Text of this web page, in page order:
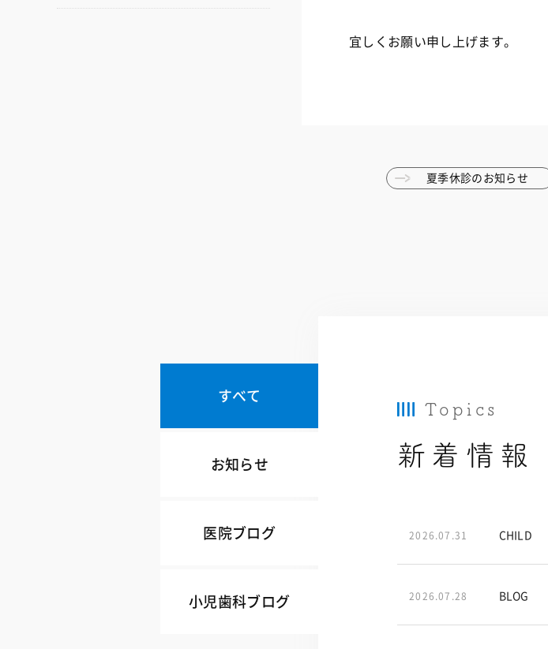
宜しくお願い申し上げます。
夏季休診のお知らせ
Topics
新着情報
すべて
お知らせ
医院ブログ
小児歯科ブログ
2026.07.31 CHILD
2026.07.28 BLOG